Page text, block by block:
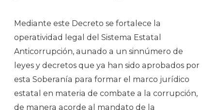
Mediante este Decreto se fortalece la
operatividad legal del Sistema Estatal
Anticorrupción, aunado a un sinnúmero de
leyes y decretos que ya han sido aprobados por
esta Soberanía para formar el marco jurídico
estatal en materia de combate a la corrupción,
de manera acorde al mandato de la